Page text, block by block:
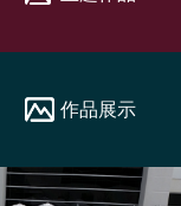
作品展示